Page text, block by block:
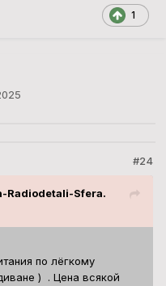
1
#24
Radiodetali-Sfera.
по лёгкому
) . Цена всякой